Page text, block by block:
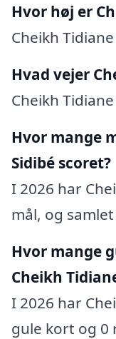
Hvor høj er
Cheikh
Hvad vejer
Cheikh
Hvor mange
Sidibé scoret?
I 2026 har
mål, og
Hvor mange
Cheikh
I 2026 har
gule kort og 0